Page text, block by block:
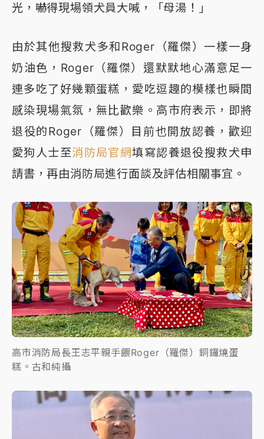
光，嚇得現場領犬員大喊，「母湯！」
由於其他搜救犬多和Roger（羅傑）一樣一身
奶油色，Roger（羅傑）還默默地心滿意足一
連多吃了好幾顆蛋糕，愛吃逗趣的模樣也瞬間
感染現場氣氛，無比歡樂。高市府表示，即將
退役的Roger（羅傑）目前也開放認養，歡迎
愛狗人士至消防局官網填寫認養退役搜救犬申
請書，再由消防局進行面談及評估相關事宜。
高市消防局長王志平親手餵Roger（羅傑）銅鑼燒蛋
糕。古和純攝